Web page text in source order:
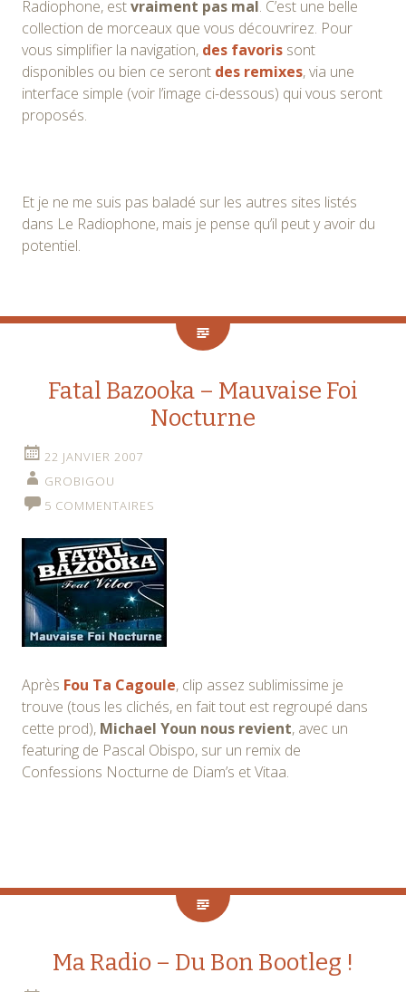
Radiophone, estvraiment pas mal. C’est une belle
collection de morceaux que vous découvrirez. Pour
vous simplifier la navigation, des favoris sont
disponibles ou bien ce seront des remixes, via une
interface simple (voir l’image ci-dessous) qui vous seront
proposés.
Et je ne me suis pas baladé sur les autres sites listés
dans Le Radiophone, mais je pense qu’il peut y avoir du
potentiel.
Fatal Bazooka – Mauvaise Foi
Nocturne
22 JANVIER 2007
GROBIGOU
5 COMMENTAIRES
Après Fou Ta Cagoule, clip assez sublimissime je
trouve (tous les clichés, en fait tout est regroupé dans
cette prod), Michael Youn nous revient, avec un
featuring de Pascal Obispo, sur un remix de
Confessions Nocturne de Diam’s et Vitaa.
Ma Radio – Du Bon Bootleg !